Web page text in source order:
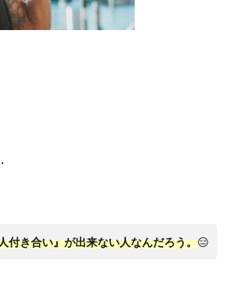
付き合い』が出来ない人なんだろう。😑